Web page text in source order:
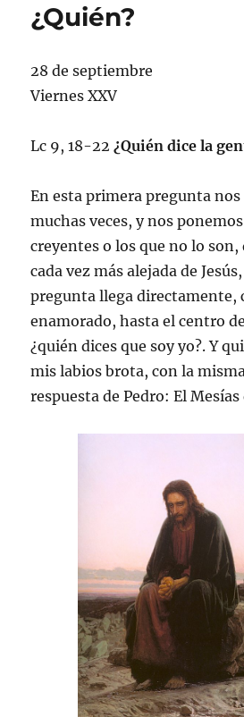
¿Quién?
28 de septiembre
Viernes XXV
Lc 9, 18-22¿Quién dice la
En esta primera pregunta
muchas veces, y nos
creyentes o los que no lo son,
cada vez más alejada de
pregunta llega directamente,
enamorado, hasta el centro
¿quién dices que soy yo?. Y
mis labios brota, con la
respuesta de Pedro: El Mesías